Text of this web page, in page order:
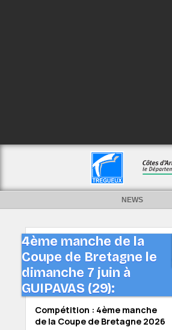
NEWS
4ème manche de la
Coupe de Bretagne le
dimanche 7 juin à
GUIPAVAS (29):
Compétition : 4ème manche
de la Coupe de Bretagne 2026